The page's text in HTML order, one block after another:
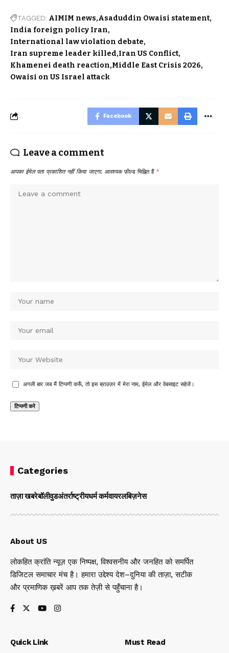
TAGGED: AIMIM news Asaduddin Owaisi statement
India foreign policy Iran
International law violation debate
Iran supreme leader killed Iran US Conflict
Khamenei death reaction Middle East Crisis 2026
Owaisi on US Israel attack
Facebook
Leave a comment
आपका ईमेल पता प्रकाशित नहीं किया जाएगा. आवश्यक फ़ील्ड चिह्नित हैं *
अगली बार जब मैं टिप्पणी करूँ, तो इस ब्राउज़र में मेरा नाम, ईमेल और वेबसाइट सहेजें।
Categories
ताज़ा खबरेबॉलीवुडअंतर्राष्ट्रीयधर्म कर्मवायरलबिज़नेस
About US
लोकहित क्रांति न्यूज़ एक निष्पक्ष, विश्वसनीय और जनहित को समर्पित
डिजिटल समाचार मंच है। हमारा उद्देश्य देश–दुनिया की ताज़ा, सटीक
और प्रमाणिक ख़बरें आप तक तेज़ी से पहुँचाना है।
Quick Link Must Read